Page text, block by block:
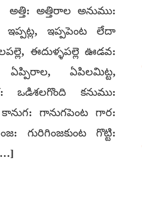
అత్తి: అత్తిరాల అనుము:
ఇప్పట్ల, ఇప్పపెంట లేదా
ఈదుళ్ళపల్లె ఊడవ:
ఏపిలమిట్ట,
ఒడిశలగొంది కనుము:
కానుగ: గానుగపెంట గార:
గురిగింజకుంట గొట్టి: